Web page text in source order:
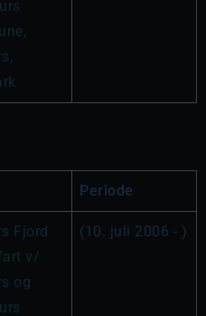
Periode
Fjord
v/
og
(10. juli 2006 - )